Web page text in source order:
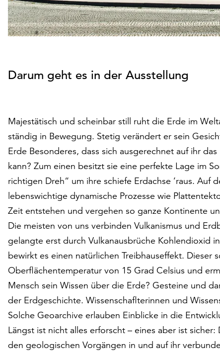
Darum geht es in der Ausstellung
Majestätisch und scheinbar still ruht die Erde im
ständig in Bewegung. Stetig verändert er sein
Erde Besonderes, dass sich ausgerechnet auf ihr
kann? Zum einen besitzt sie eine perfekte Lage im
richtigen Dreh“ um ihre schiefe Erdachse ’raus.
lebenswichtige dynamische Prozesse wie
Zeit entstehen und vergehen so ganze Kontinente
Die meisten von uns verbinden Vulkanismus und
gelangte erst durch Vulkanausbrüche Kohlendioxid
bewirkt es einen natürlichen Treibhauseffekt.
Oberflächentemperatur von 15 Grad Celsius und
Mensch sein Wissen über die Erde? Gesteine und
der Erdgeschichte. Wissenschaflterinnen und
Solche Geoarchive erlauben Einblicke in die
Längst ist nicht alles erforscht – eines aber ist
den geologischen Vorgängen in und auf ihr